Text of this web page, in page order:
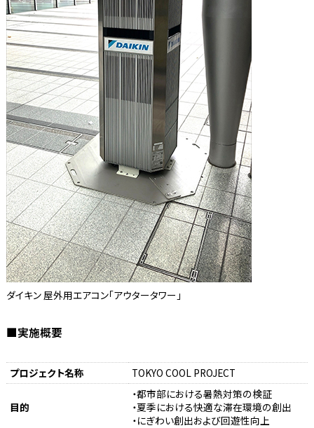
ダイキン 屋外用エアコン「アウタータワー」
■実施概要
プロジェクト名称 TOKYO COOL PROJECT
目的
・都市部における暑熱対策の検証
・夏季における快適な滞在環境の創出
・にぎわい創出および回遊性向上